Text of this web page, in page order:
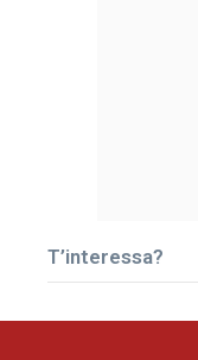
T’interessa?